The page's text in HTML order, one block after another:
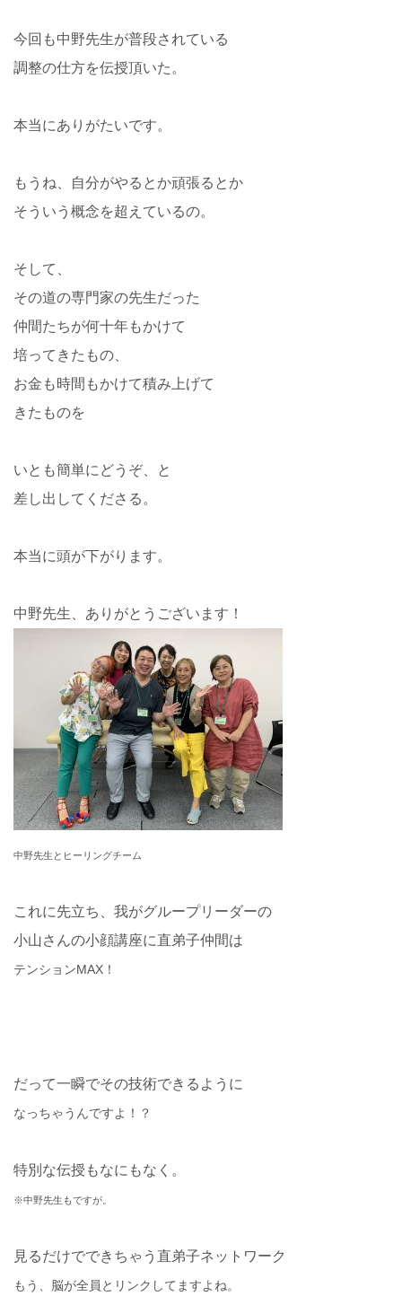
今回も中野先生が普段されている
調整の仕方を伝授頂いた。
本当にありがたいです。
もうね、自分がやるとか頑張るとか
そういう概念を超えているの。
そして、
その道の専門家の先生だった
仲間たちが何十年もかけて
培ってきたもの、
お金も時間もかけて積み上げて
きたものを
いとも簡単にどうぞ、と
差し出してくださる。
本当に頭が下がります。
中野先生、ありがとうございます！
中野先生とヒーリングチーム
これに先立ち、我がグループリーダーの
小山さんの小顔講座に直弟子仲間は
テンションMAX！
だって一瞬でその技術できるように
なっちゃうんですよ！？
特別な伝授もなにもなく。
※中野先生もですが。
見るだけでできちゃう直弟子ネットワーク
もう、脳が全員とリンクしてますよね。